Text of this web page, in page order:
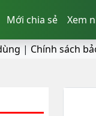
Mới chia sẻ Xem
| Chính sách